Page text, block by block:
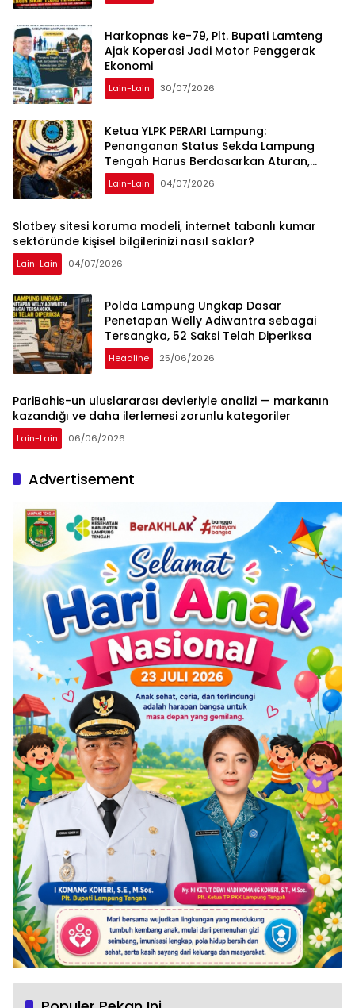
Harkopnas ke-79, Plt. Bupati Lamteng
Ajak Koperasi Jadi Motor Penggerak
Ekonomi
Lain-Lain 30/07/2026
Ketua YLPK PERARI Lampung:
Penanganan Status Sekda Lampung
Tengah Harus Berdasarkan Aturan,
Bukan Tekanan Opini
Lain-Lain 04/07/2026
Slotbey sitesi koruma modeli, internet tabanlı kumar
sektöründe kişisel bilgilerinizi nasıl saklar?
Lain-Lain 04/07/2026
Polda Lampung Ungkap Dasar
Penetapan Welly Adiwantra sebagai
Tersangka, 52 Saksi Telah Diperiksa
Headline 25/06/2026
PariBahis-un uluslararası devleriyle analizi — markanın
kazandığı ve daha ilerlemesi zorunlu kategoriler
Lain-Lain 06/06/2026
Advertisement